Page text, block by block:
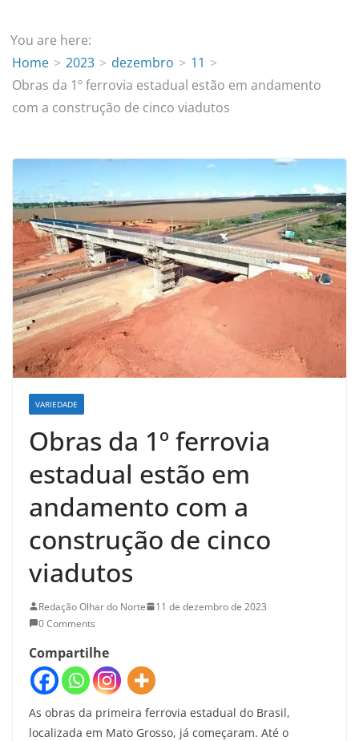
You are here:
Home
2023 dezembro
11
Obras da 1º ferrovia estadual estão em andamento
com a construção de cinco viadutos
VARIEDADE
Obras da 1º ferrovia
estadual estão em
andamento com a
construção de cinco
viadutos
Redação Olhar do Norte
11 de dezembro de 2023
0 Comments
Compartilhe
As obras da primeira ferrovia estadual do Brasil,
localizada em Mato Grosso, já começaram. Até o